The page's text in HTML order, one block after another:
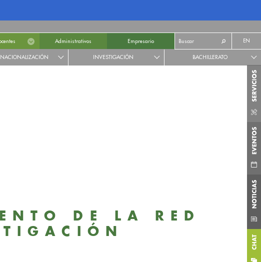
Administrativos Empresario EN
INVESTIGACIÓN BACHILLERATO
DE LA RED